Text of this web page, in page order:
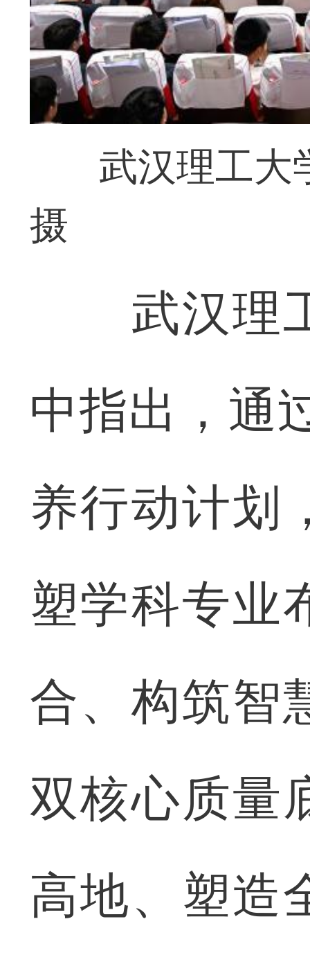
武汉理工大
摄
武汉理工
中指出，通
养行动计划
塑学科专业
合、构筑智
双核心质量
高地、塑造